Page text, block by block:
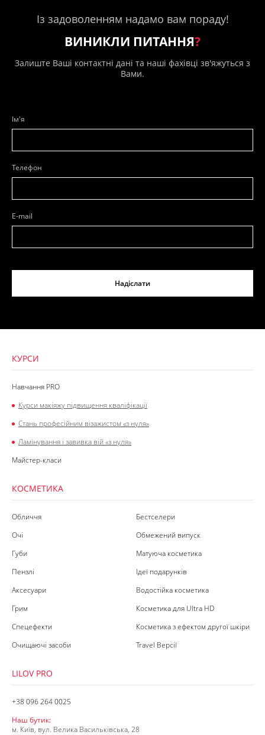
Із задоволенням надамо вам пораду!
ВИНИКЛИ ПИТАННЯ?
Залиште Ваші контактні дані та наші фахівці зв'яжуться з
Вами.
Ім'я
Телефон
E-mail
Надіслати
КУРСИ
Навчання PRO
Курси макіяжу підвищення кваліфікації
Стань професійним візажистом «з нуля»
Ламінування і завивка вій «з нуля»
Майстер-класи
КОСМЕТИКА
Обличчя
Очі
Губи
Пензлі
Аксесуари
Грим
Спецефекти
Очищаючі засоби
Бестселери
Обмежений випуск
Матуюча косметика
Ідеї подарунків
Водостійка косметика
Косметика для Ultra HD
Косметика з ефектом другої шкіри
Travel Версії
LILOV PRO
+38 096 264 0025
Наш бутик:
м. Київ, вул. Велика Васильківська, 28